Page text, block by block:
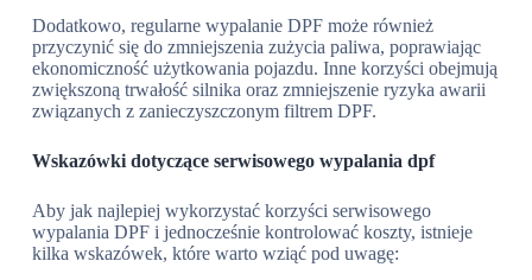
Dodatkowo, regularne wypalanie DPF może również
przyczynić się do zmniejszenia zużycia paliwa, poprawiając
ekonomiczność użytkowania pojazdu. Inne korzyści obejmują
zwiększoną trwałość silnika oraz zmniejszenie ryzyka awarii
związanych z zanieczyszczonym filtrem DPF.
Wskazówki dotyczące serwisowego wypalania dpf
Aby jak najlepiej wykorzystać korzyści serwisowego
wypalania DPF i jednocześnie kontrolować koszty, istnieje
kilka wskazówek, które warto wziąć pod uwagę: